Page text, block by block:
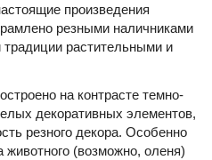
произведения
резными наличниками
растительными и
на контрасте темно-
декоративных элементов,
резного декора. Особенно
животного (возможно, оленя)